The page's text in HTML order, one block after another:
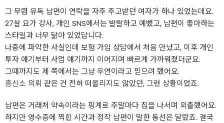
그 무렵 유독 남편이 연락을 자주 주고받던 여자가 하나 있었는데요.
27살 요가 강사, 개인 SNS에서는 발랄하고 예뻤고, 남편이 좋아하는
스타일과 너무 닮아 있었답니다.
나중에 파악한 사실인데 보험 가입 상담에서 처음 만났고, 이후 개인
투자 얘기부터 사업 얘기까지 이어지며 빠르게 가까워졌더군요.
그때까지도 제 쪽에서는 그냥 우연이라고 믿으려 했어요.
흥신소 의뢰 같은 건 전혀 떠올리지도 않았던, 그런 상황이었죠.
남편은 거래처 약속이라는 핑계로 주말마다 집을 나서며 외출했어요.
하지만 영수증에 찍힌 시간과 정작 남편이 말한 동선은 달랐죠. 결국